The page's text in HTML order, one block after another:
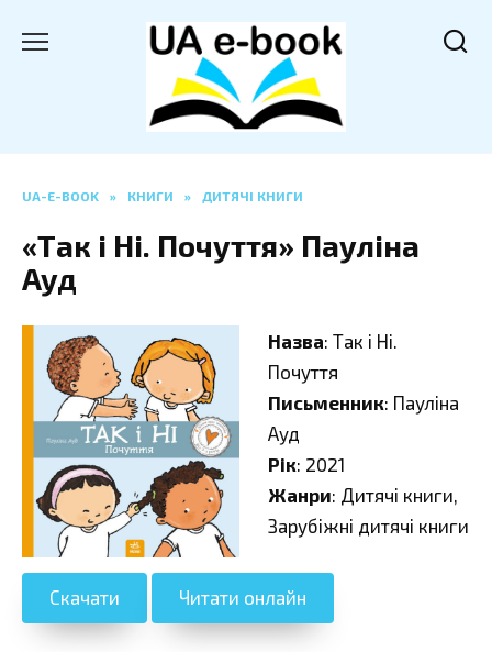
UA-E-BOOK » КНИГИ » ДИТЯЧІ КНИГИ
«Так і Ні. Почуття» Пауліна
Ауд
Назва: Так і Ні.
Почуття
Письменник: Пауліна
Ауд
Рік: 2021
Жанри: Дитячі книги,
Зарубіжні дитячі книги
Скачати Читати онлайн